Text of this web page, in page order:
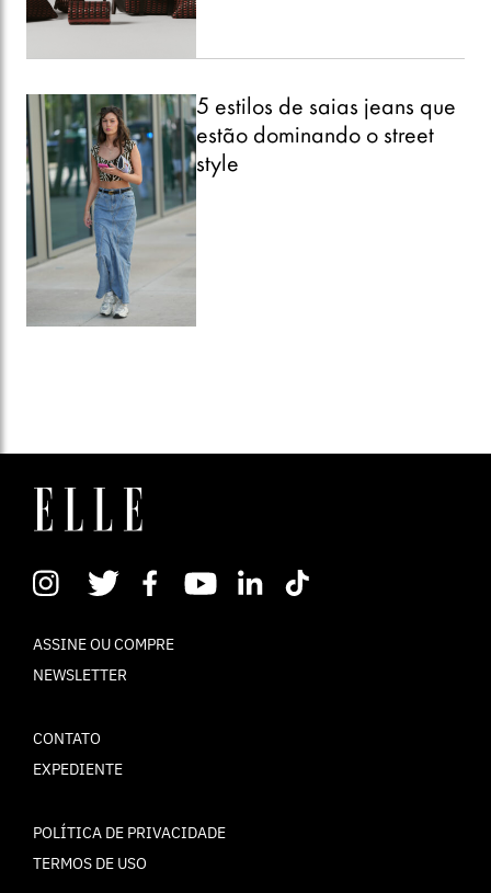
5 estilos de saias jeans que
estão dominando o street
style
ASSINE OU COMPRE
NEWSLETTER
CONTATO
EXPEDIENTE
POLÍTICA DE PRIVACIDADE
TERMOS DE USO